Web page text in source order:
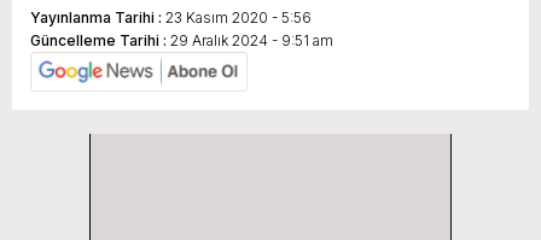
Yayınlanma Tarihi : 23 Kasım 2020 - 5:56
Güncelleme Tarihi : 29 Aralık 2024 - 9:51 am